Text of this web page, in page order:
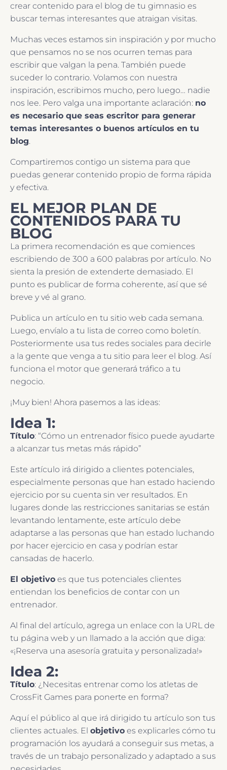
crear contenido para el blog de tu gimnasio es
buscar temas interesantes que atraigan visitas.
Muchas veces estamos sin inspiración y por mucho
que pensamos no se nos ocurren temas para
escribir que valgan la pena. También puede
suceder lo contrario. Volamos con nuestra
inspiración, escribimos mucho, pero luego… nadie
nos lee. Pero valga una importante aclaración: no
es necesario que seas escritor para generar
temas interesantes o buenos artículos en tu
blog.
Compartiremos contigo un sistema para que
puedas generar contenido propio de forma rápida
y efectiva.
EL MEJOR PLAN DE
CONTENIDOS PARA TU
BLOG
La primera recomendación es que comiences
escribiendo de 300 a 600 palabras por artículo. No
sienta la presión de extenderte demasiado. El
punto es publicar de forma coherente, así que sé
breve y vé al grano.
Publica un artículo en tu sitio web cada semana.
Luego, envíalo a tu lista de correo como boletín.
Posteriormente usa tus redes sociales para decirle
a la gente que venga a tu sitio para leer el blog. Así
funciona el motor que generará tráfico a tu
negocio.
¡Muy bien! Ahora pasemos a las ideas:
Idea 1:
Título: “Cómo un entrenador físico puede ayudarte
a alcanzar tus metas más rápido”
Este artículo irá dirigido a clientes potenciales,
especialmente personas que han estado haciendo
ejercicio por su cuenta sin ver resultados. En
lugares donde las restricciones sanitarias se están
levantando lentamente, este artículo debe
adaptarse a las personas que han estado luchando
por hacer ejercicio en casa y podrían estar
cansadas de hacerlo.
El objetivo es que tus potenciales clientes
entiendan los beneficios de contar con un
entrenador.
Al final del artículo, agrega un enlace con la URL de
tu página web y un llamado a la acción que diga:
«¡Reserva una asesoría gratuita y personalizada!»
Idea 2:
Título: ¿Necesitas entrenar como los atletas de
CrossFit Games para ponerte en forma?
Aquí el público al que irá dirigido tu artículo son tus
clientes actuales. El objetivo es explicarles cómo tu
programación los ayudará a conseguir sus metas, a
través de un trabajo personalizado y adaptado a sus